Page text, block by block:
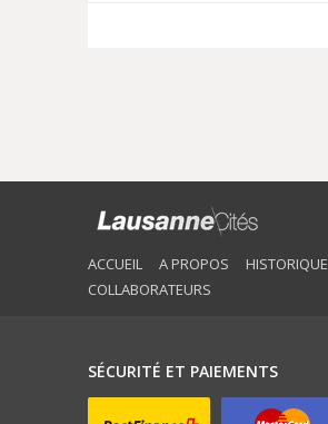
ACCUEIL A PROPOS
HISTORIQUE
COLLABORATEURS
SÉCURITÉ ET PAIEMENTS